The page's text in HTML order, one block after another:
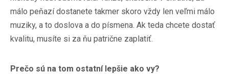
málo peňazí dostanete takmer skoro vždy len veľmi málo
muziky, a to doslova a do písmena. Ak teda chcete dostať
kvalitu, musíte si za ňu patrične zaplatiť.
Prečo sú na tom ostatní lepšie ako vy?